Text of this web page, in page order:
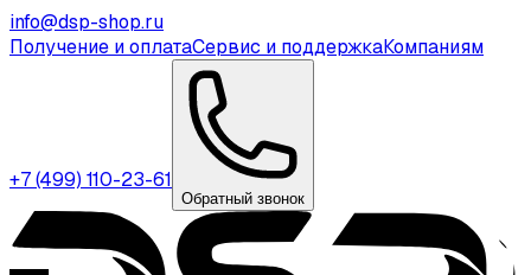
info@dsp-shop.ru
Получение и оплатаСервис и поддержкаКомпаниям
+7 (499) 110-23-61
Обратный звонок